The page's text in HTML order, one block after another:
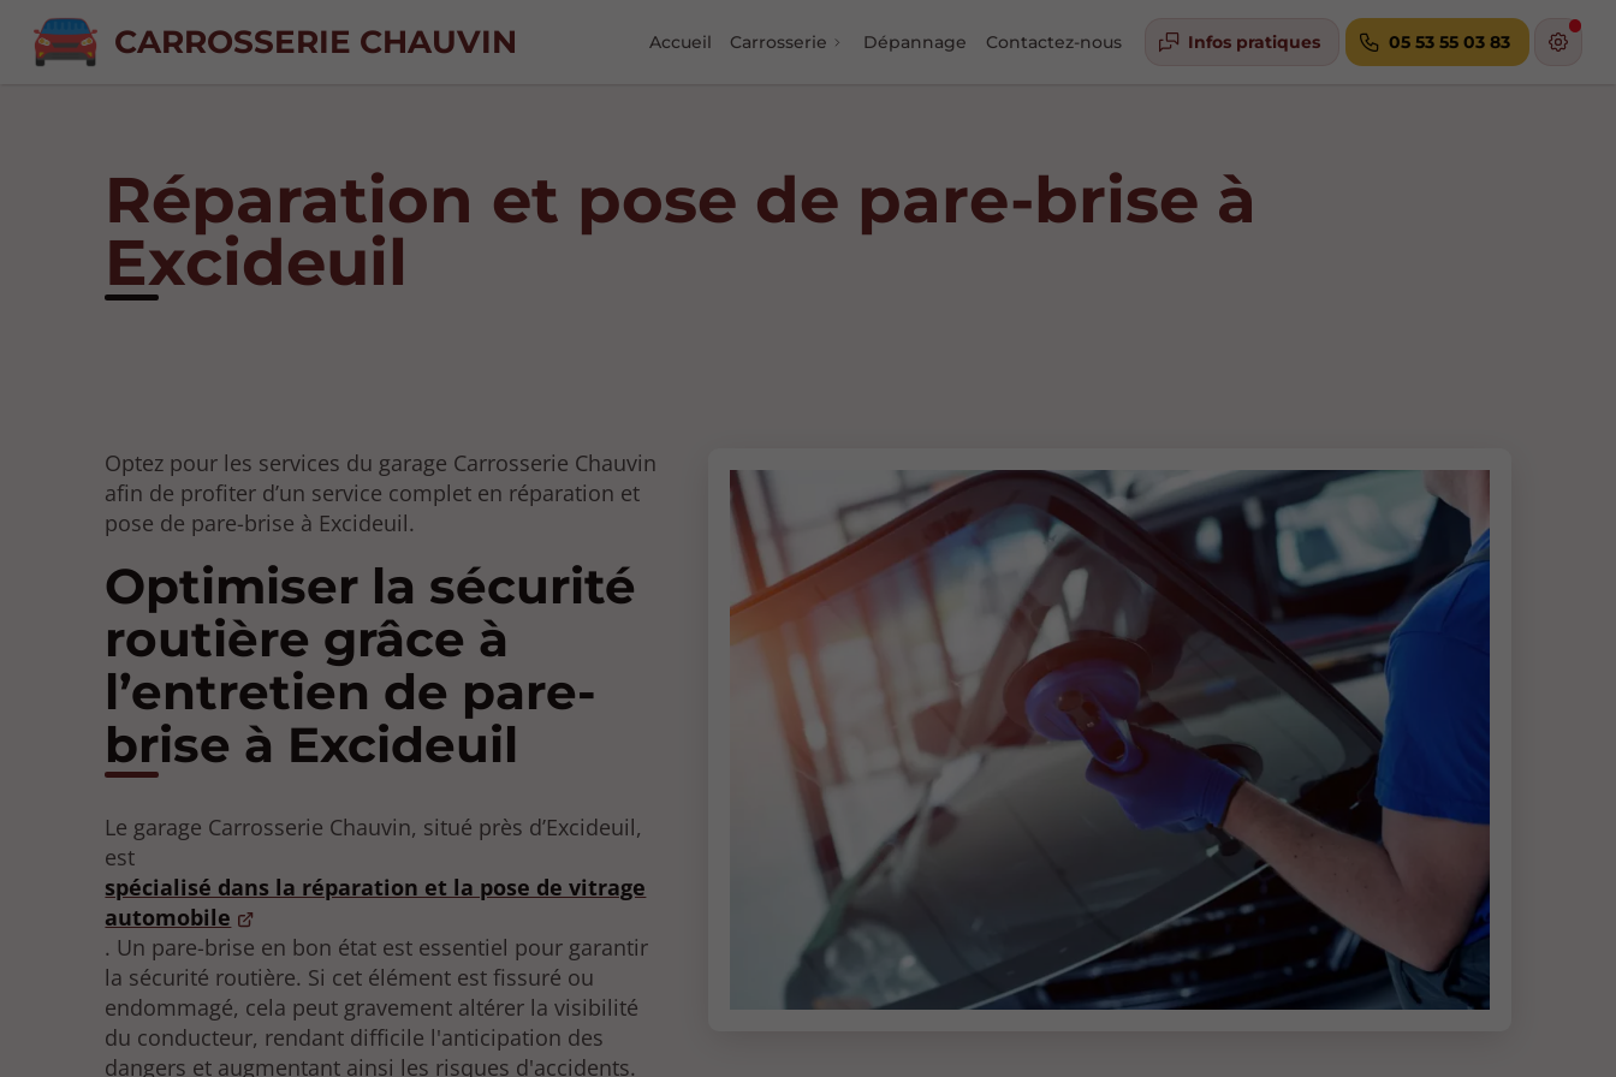
CARROSSERIE CHAUVIN Accueil Carrosserie Dépannage Contactez-nous Infos pratiques 05 53 55 03 83
Réparation et pose de pare-brise à
Excideuil
Optez pour les services du garage Carrosserie Chauvin
afin de profiter d’un service complet en réparation et
pose de pare-brise à Excideuil.
Optimiser la sécurité
routière grâce à
l’entretien de pare-
brise à Excideuil
Le garage Carrosserie Chauvin, situé près d’Excideuil,
est
spécialisé dans la réparation et la pose de vitrage
automobile
. Un pare-brise en bon état est essentiel pour garantir
la sécurité routière. Si cet élément est fissuré ou
endommagé, cela peut gravement altérer la visibilité
du conducteur, rendant difficile l'anticipation des
dangers et augmentant ainsi les risques d'accidents.